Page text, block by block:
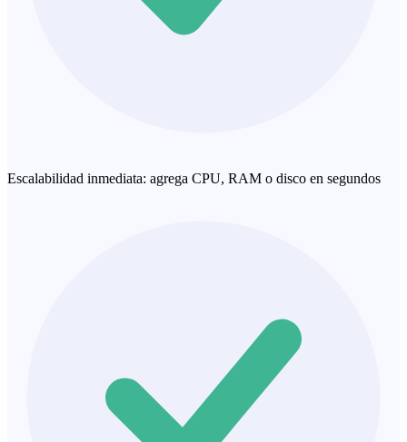
Escalabilidad inmediata: agrega CPU, RAM o disco en segundos